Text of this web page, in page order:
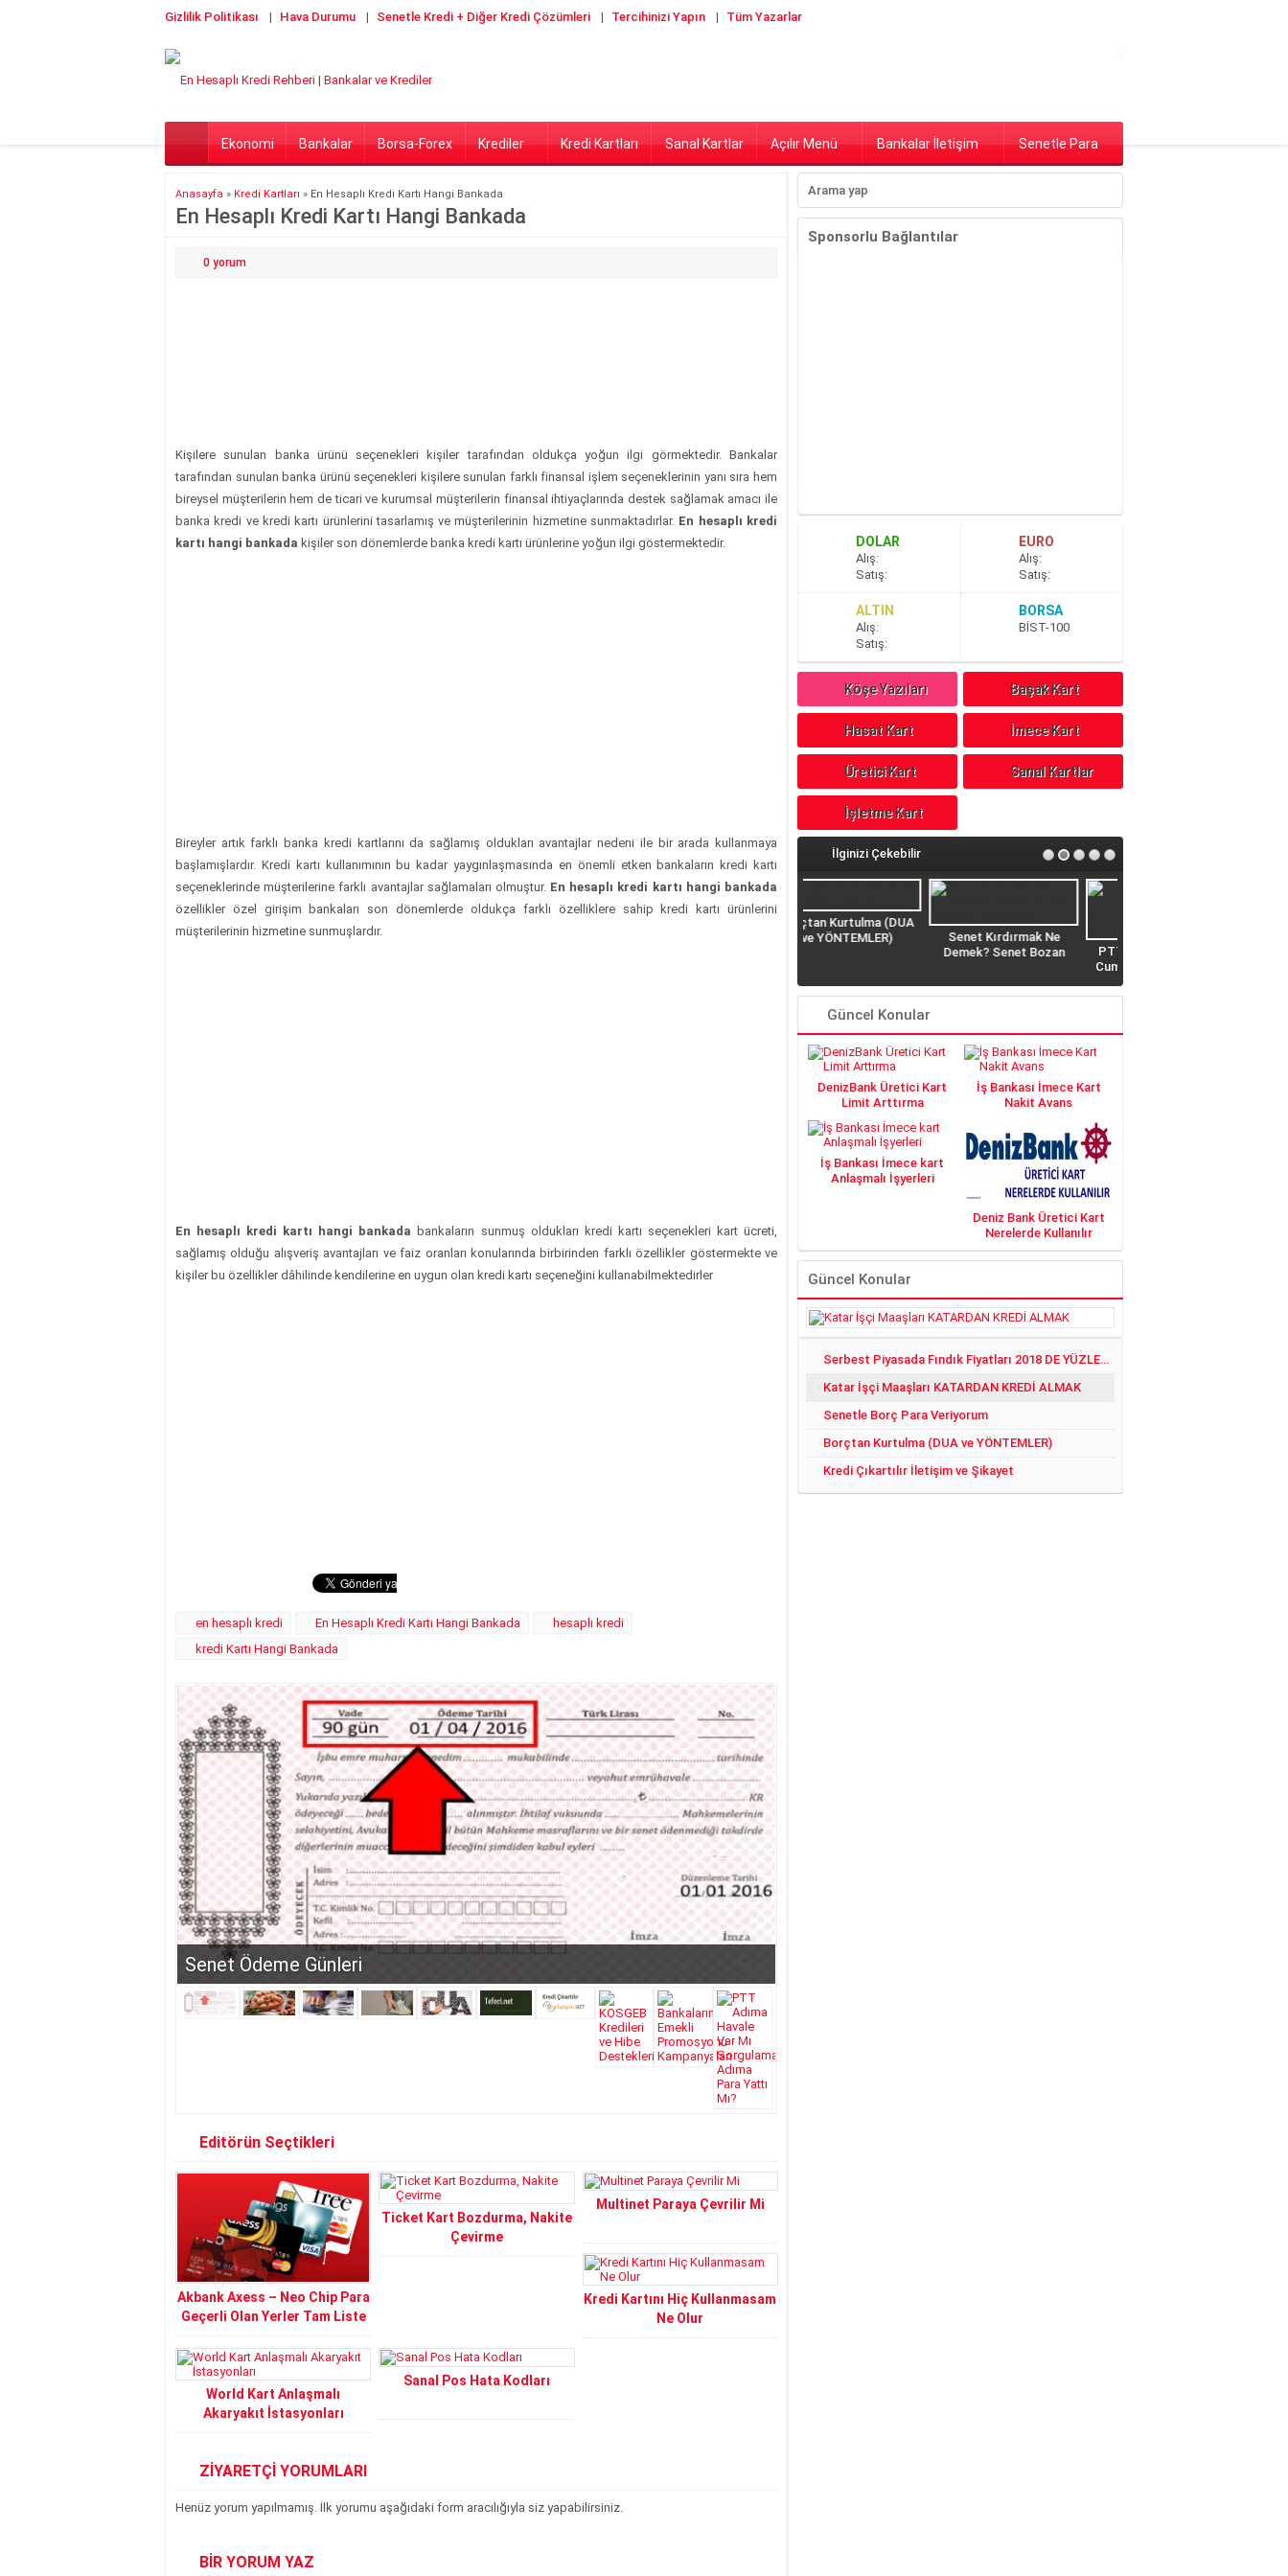
Gizlilik Politikası Hava Durumu Senetle Kredi + Diğer Kredi Çözümleri Tercihinizi Yapın Tüm Yazarlar
Ekonomi Bankalar Borsa-Forex Krediler Kredi Kartları Sanal Kartlar Açılır Menü Bankalar İletişim Senetle Para
Anasayfa » Kredi Kartları » En Hesaplı Kredi Kartı Hangi Bankada
En Hesaplı Kredi Kartı Hangi Bankada
0 yorum
Kişilere sunulan banka ürünü seçenekleri kişiler tarafından oldukça yoğun ilgi görmektedir. Bankalar
tarafından sunulan banka ürünü seçenekleri kişilere sunulan farklı finansal işlem seçeneklerinin yanı sıra hem
bireysel müşterilerin hem de ticari ve kurumsal müşterilerin finansal ihtiyaçlarında destek sağlamak amacı ile
banka kredi ve kredi kartı ürünlerini tasarlamış ve müşterilerinin hizmetine sunmaktadırlar. En hesaplı kredi
kartı hangi bankada kişiler son dönemlerde banka kredi kartı ürünlerine yoğun ilgi göstermektedir.
Bireyler artık farklı banka kredi kartlarını da sağlamış oldukları avantajlar nedeni ile bir arada kullanmaya
başlamışlardır. Kredi kartı kullanımının bu kadar yaygınlaşmasında en önemli etken bankaların kredi kartı
seçeneklerinde müşterilerine farklı avantajlar sağlamaları olmuştur. En hesaplı kredi kartı hangi bankada
özellikler özel girişim bankaları son dönemlerde oldukça farklı özelliklere sahip kredi kartı ürünlerini
müşterilerinin hizmetine sunmuşlardır.
En hesaplı kredi kartı hangi bankada bankaların sunmuş oldukları kredi kartı seçenekleri kart ücreti,
sağlamış olduğu alışveriş avantajları ve faiz oranları konularında birbirinden farklı özellikler göstermekte ve
kişiler bu özellikler dâhilinde kendilerine en uygun olan kredi kartı seçeneğini kullanabilmektedirler
en hesaplı kredi En Hesaplı Kredi Kartı Hangi Bankada
hesaplı kredi
kredi Kartı Hangi Bankada
Serbest Piyasada Fındık Fiyatları 2018 DE YÜZLER GÜLER:)
Editörün Seçtikleri
Akbank Axess – Neo Chip Para
Geçerli Olan Yerler Tam Liste
Ticket Kart Bozdurma, Nakite
Çevirme
Multinet Paraya Çevrilir Mi
Kredi Kartını Hiç Kullanmasam
Ne Olur
World Kart Anlaşmalı
Akaryakıt İstasyonları
Sanal Pos Hata Kodları
ZİYARETÇİ YORUMLARI
Henüz yorum yapılmamış. İlk yorumu aşağıdaki form aracılığıyla siz yapabilirsiniz.
BİR YORUM YAZ
Sponsorlu Bağlantılar
DOLAR
Alış:
Satış:
EURO
Alış:
Satış:
ALTIN
Alış:
Satış:
BORSA
BİST-100
Köşe Yazıları Başak Kart
Hasat Kart İmece Kart
Üretici Kart Sanal Kartlar
İşletme Kart
İlginizi Çekebilir
Senet Kırdırmak Ne
PTT Çalışma Saatleri,
Cumartesi Günleri PTT
Şubeler Hangisi?
Güncel Konular
DenizBank Üretici Kart
Limit Arttırma
İş Bankası İmece Kart
Nakit Avans
İş Bankası İmece kart
Anlaşmalı İşyerleri
Deniz Bank Üretici Kart
Nerelerde Kullanılır
Güncel Konular
Serbest Piyasada Fındık Fiyatları 2018 DE YÜZLER GÜLER:)
Katar İşçi Maaşları KATARDAN KREDİ ALMAK
Senetle Borç Para Veriyorum
Borçtan Kurtulma (DUA ve YÖNTEMLER)
Kredi Çıkartılır İletişim ve Şikayet